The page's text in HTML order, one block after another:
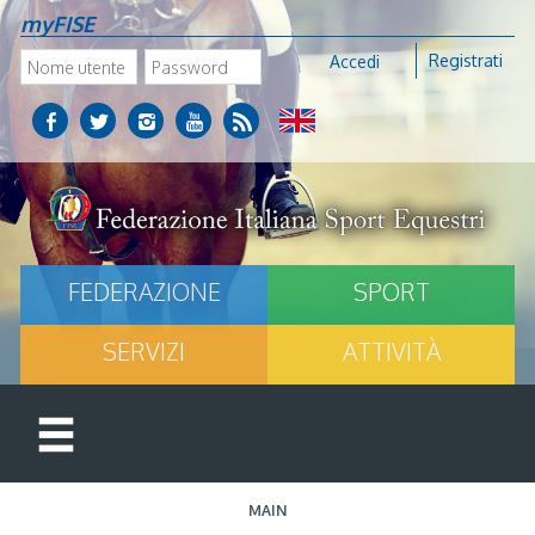
myFISE
Accedi Registrati
FEDERAZIONE
SPORT
SERVIZI
ATTIVITÀ
MAIN